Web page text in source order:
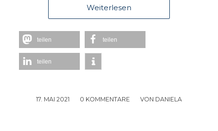
Weiterlesen
teilen teilen
teilen
17. MAI 2021
/ 0 KOMMENTARE
/ VON DANIELA